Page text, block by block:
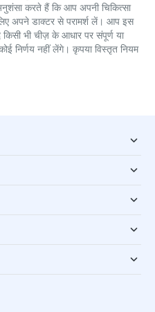
करते हैं कि आप अपनी चिकित्सा
अपने डाक्टर से परामर्श लें। आप इस
भी चीज़ के आधार पर संपूर्ण या
निर्णय नहीं लेंगे। कृपया विस्तृत नियम